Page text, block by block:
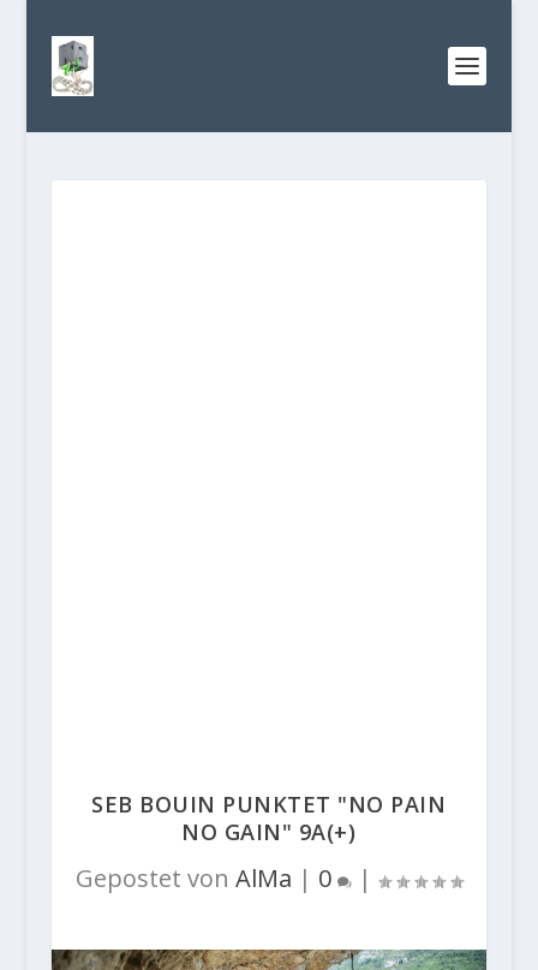
SEB BOUIN PUNKTET "NO PAIN
NO GAIN" 9A(+)
Gepostet von AlMa | 0 |